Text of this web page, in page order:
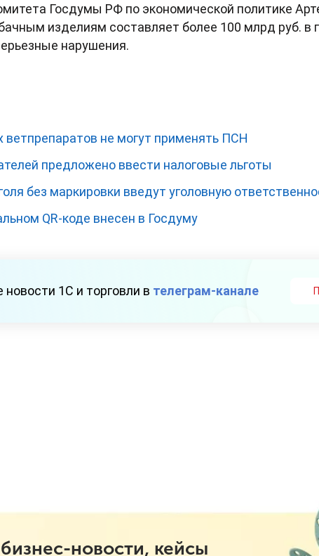
Госдумы РФ по экономической политике
изделиям составляет более 100 млрд руб. в
нарушения.
не могут применять ПСН
предложено ввести налоговые льготы
без маркировки введут уголовную
QR-коде внесен в Госдуму
1С и торговли в телеграм-канале
новости, кейсы